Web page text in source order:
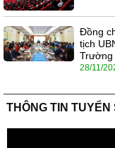
Đồng
tịch
Trường
28/11/
THÔNG TIN TUYỂN